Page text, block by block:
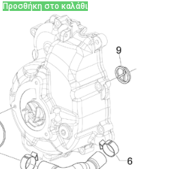
Προσθήκη στο καλάθι